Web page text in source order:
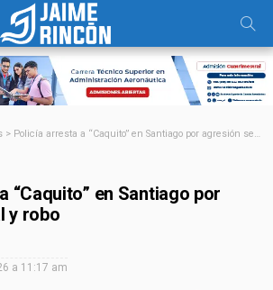
> Policía arresta a “Caquito” en Santiago por agresión sexual y robo
“Caquito” en Santiago por
y robo
a 11:17 am